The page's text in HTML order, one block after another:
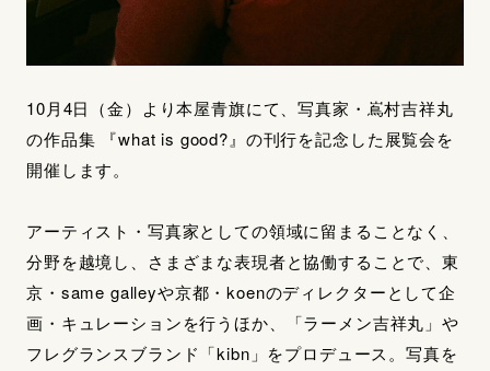
10月4日（金）より本屋青旗にて、写真家・嶌村吉祥丸
の作品集 『what is good?』の刊行を記念した展覧会を
開催します。
アーティスト・写真家としての領域に留まることなく、
分野を越境し、さまざまな表現者と協働することで、東
京・same galleyや京都・koenのディレクターとして企
画・キュレーションを行うほか、「ラーメン吉祥丸」や
フレグランスブランド「kibn」をプロデュース。写真を